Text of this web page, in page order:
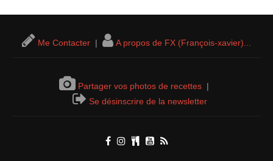
Me Contacter | A propos de FX (François-xavier)...
Partager vos photos de recettes |
Se désinscrire de la newsletter